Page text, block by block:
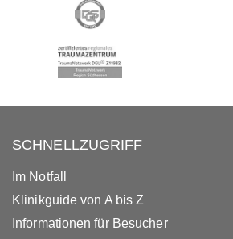
SCHNELLZUGRIFF
Im Notfall
Klinikguide von A bis Z
Informationen für Besucher